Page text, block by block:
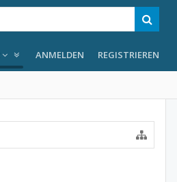
ANMELDEN REGISTRIEREN